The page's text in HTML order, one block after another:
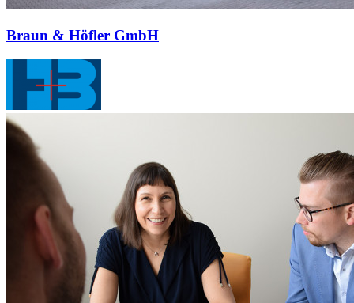
Braun & Höfler GmbH